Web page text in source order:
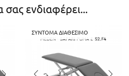
σας ενδιαφέρει...
ΣΎΝΤΟΜΑ ΔΙΑΘΈΣΙΜΟ